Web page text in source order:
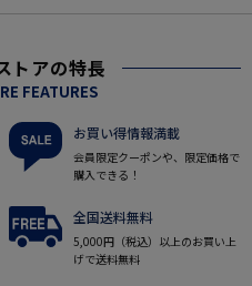
トアの特長
FEATURES
お買い得情報満載
会員限定クーポンや、限定価格で
購入できる！
全国送料無料
5,000円（税込）以上のお買い上
げで送料無料